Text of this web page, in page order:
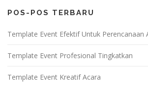
POS-POS TERBARU
Template Event Efektif Untuk Perencanaan
Template Event Profesional Tingkatkan
Template Event Kreatif Acara